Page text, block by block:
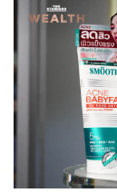
AstaNext+ ถู
รอบด้าน ด้วยสูต
และวิตามินสำคัญ
Grape Skin,
Vitamin D3 เ
สุขภาพดี และเ
ชีวิตประจำวัน